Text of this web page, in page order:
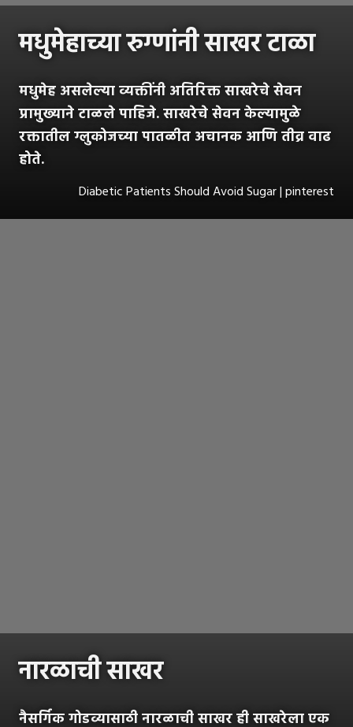
मधुमेहाच्या रुग्णांनी साखर टाळा
मधुमेह असलेल्या व्यक्तींनी अतिरिक्त साखरेचे सेवन
प्रामुख्याने टाळले पाहिजे. साखरेचे सेवन केल्यामुळे
रक्तातील ग्लुकोजच्या पातळीत अचानक आणि तीव्र वाढ
होते.
Diabetic Patients Should Avoid Sugar | pinterest
नारळाची साखर
नैसर्गिक गोडव्यासाठी नारळाची साखर ही साखरेला एक